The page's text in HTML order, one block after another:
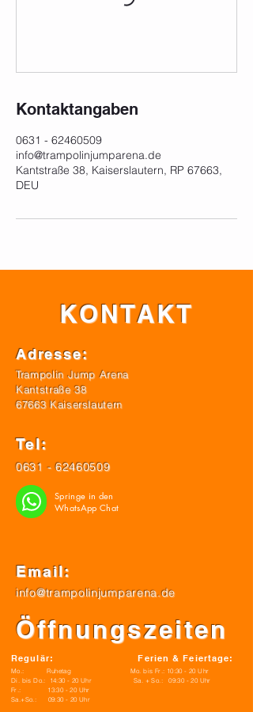
Kontaktangaben
0631 - 62460509
info@trampolinjumparena.de
Kantstraße 38, Kaiserslautern, RP 67663,
DEU
KONTAKT
Adresse:
Trampolin Jump Arena
Kantstraße 38
67663 Kaiserslautern
Tel:
0631 - 62460509
Springe in den
WhatsApp Chat
Email:
info@trampolinjumparena.de
Öffnungszeiten
Regulär: Ferien & Feiertage:
Mo.: Ruhetag Mo. bis Fr.: 10:30 - 20 Uhr
Di. bis Do.: 14:30 - 20 Uhr Sa. + So.: 09:30 - 20 Uhr
Fr.: 13:30 - 20 Uhr
Sa.+So.: 09:30 - 20 Uhr